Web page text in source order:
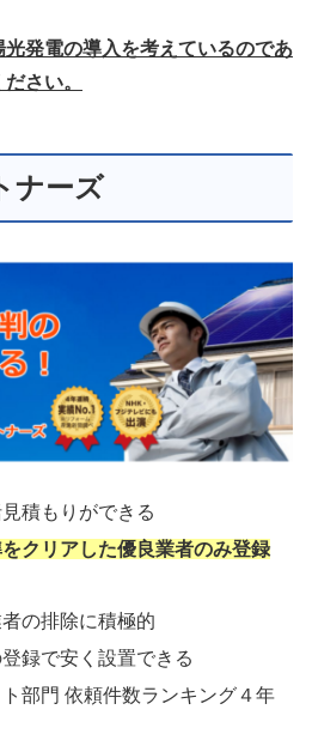
発電の導入を考えているのであ
さい。
ナーズ
積もりができる
クリアした優良業者のみ登録
の排除に積極的
録で安く設置できる
部門 依頼件数ランキング４年